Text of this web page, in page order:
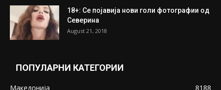
18+: Се појавија нови голи фотографии од
Северина
August 21, 2018
ПОПУЛАРНИ КАТЕГОРИИ
Македонија
8188